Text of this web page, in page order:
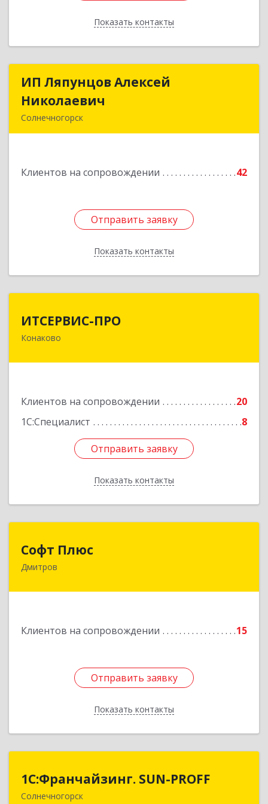
Показать контакты
Назад
ИП Ляпунцов Алексей
Николаевич
Солнечногорск
Клиентов на сопровождении 42
Отправить заявку
Показать контакты
ИП Ляпунцов Алексей
Отправить заявку
Назад
ИТСЕРВИС-ПРО
Конаково
Клиентов на сопровождении
20
1С:Специалист
8
Отправить заявку
Показать контакты
171252, Тверская обл, Конаковский р-н,
Отправить заявку
Назад
Софт Плюс
Дмитров
Клиентов на сопровождении 15
Отправить заявку
Показать контакты
141851, Московская обл, г.о. Дмитровский,
Отправить заявку
Назад
1С:Франчайзинг. SUN-PROFF
Солнечногорск
1С:Франчайзинг. SUN-PROFF
141503, Московская обл, Солнечногорский р-н,